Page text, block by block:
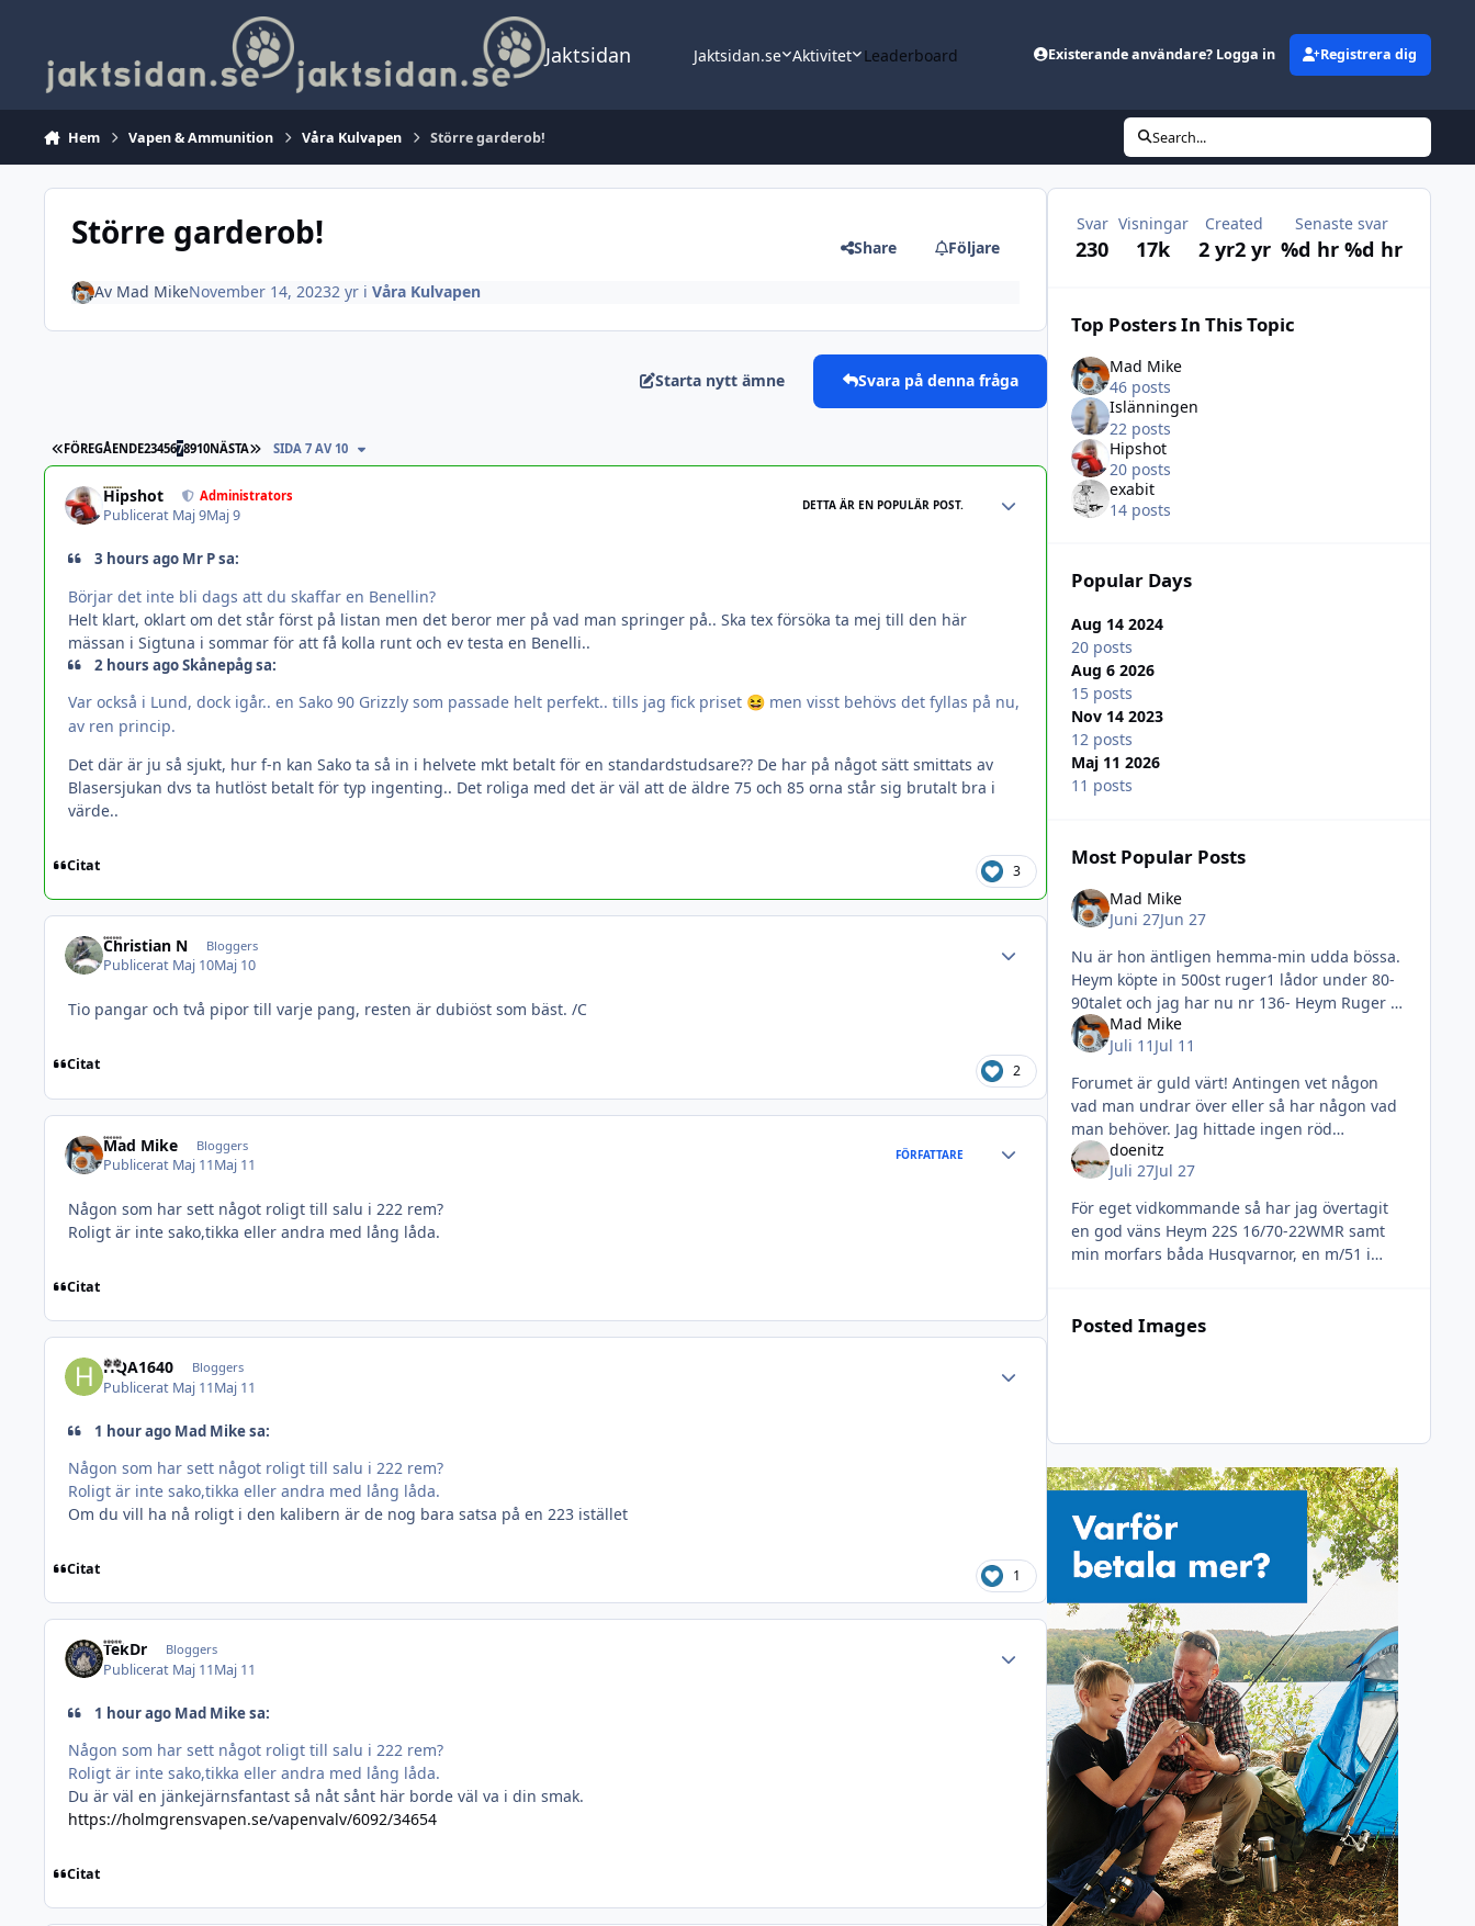
Jaktsidan Jaktsidan.se Aktivitet Leaderboard Existerande användare? Logga in Registrera dig
Hem Vapen & Ammunition Våra Kulvapen Större garderob! Search...
Större garderob! Share Följare
Av Mad MikeNovember 14, 20232 yri Våra Kulvapen
Starta nytt ämne Svara på denna fråga
FÖRSTA SIDAN
FÖREGÅENDE2345678910NÄSTA SISTA SIDAN
SIDA 7 AV 10
Hipshot Administrators
Publicerat Maj 9Maj 9
DETTA ÄR EN POPULÄR POST. Author stats
3 hours ago Mr P sa:
Börjar det inte bli dags att du skaffar en Benellin?
Helt klart, oklart om det står först på listan men det beror mer på vad man springer på.. Ska tex försöka ta mej till den här
mässan i Sigtuna i sommar för att få kolla runt och ev testa en Benelli..
2 hours ago Skånepåg sa:
Var också i Lund, dock igår.. en Sako 90 Grizzly som passade helt perfekt.. tills jag fick priset 😆 men visst behövs det fyllas på nu,
av ren princip.
Det där är ju så sjukt, hur f-n kan Sako ta så in i helvete mkt betalt för en standardstudsare?? De har på något sätt smittats av
Blasersjukan dvs ta hutlöst betalt för typ ingenting.. Det roliga med det är väl att de äldre 75 och 85 orna står sig brutalt bra i
värde..
Citat 3
Christian N Bloggers
Publicerat Maj 10Maj 10
Author stats
Tio pangar och två pipor till varje pang, resten är dubiöst som bäst. /C
Citat 2
Mad Mike Bloggers
Publicerat Maj 11Maj 11
FÖRFATTARE Author stats
Någon som har sett något roligt till salu i 222 rem?
Roligt är inte sako,tikka eller andra med lång låda.
Citat
HQA1640 Bloggers
Publicerat Maj 11Maj 11
1 hour ago Mad Mike sa:
Någon som har sett något roligt till salu i 222 rem?
Roligt är inte sako,tikka eller andra med lång låda.
Om du vill ha nå roligt i den kalibern är de nog bara satsa på en 223 istället
Citat 1
TekDr Bloggers
Publicerat Maj 11Maj 11
Author stats
1 hour ago Mad Mike sa:
Någon som har sett något roligt till salu i 222 rem?
Roligt är inte sako,tikka eller andra med lång låda.
Du är väl en jänkejärnsfantast så nåt sånt här borde väl va i din smak.
https://holmgrensvapen.se/vapenvalv/6092/34654
Citat
Svar
230
Visningar
17k
Created
2 yr2 yr
Senaste svar
%d hr%d hr
Top Posters In This Topic
Mad Mike
46 posts
Islänningen
22 posts
Hipshot
20 posts
exabit
14 posts
Popular Days
Aug 14 2024
20 posts
Aug 6 2026
15 posts
Nov 14 2023
12 posts
Maj 11 2026
11 posts
Most Popular Posts
Mad Mike
Juni 27Jun 27
Nu är hon äntligen hemma-min udda bössa.
Heym köpte in 500st ruger1 lådor under 80-
90talet och jag har nu nr 136- Heym Ruger 1
i 6.5x55. Lådan plockade dom ner och bytte
vissa delar samt facettslipade
Mad Mike
Juli 11 Jul 11
Forumet är guld värt! Antingen vet någon
vad man undrar över eller så har någon vad
man behöver. Jag hittade ingen röd
bakkappa när jag letade men @Jenseff hade
vad jag behövde. Så här blev det.
doenitz
Juli 27Jul 27
För eget vidkommande så har jag övertagit
en god väns Heym 22S 16/70-22WMR samt
min morfars båda Husqvarnor, en m/51 i
Posted Images